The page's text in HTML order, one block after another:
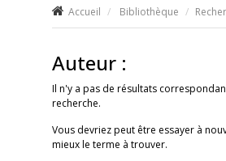
Accueil Bibliothèque
Auteur :
Il n'y a pas de résultats
recherche.
Vous devriez peut être essayer à
mieux le terme à trouver.